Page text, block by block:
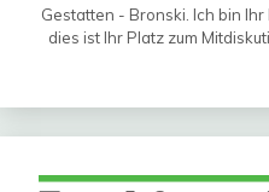
Gestatten - Bronski. Ich bin
dies ist Ihr Platz zum